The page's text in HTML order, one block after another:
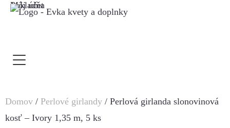
Môj účet
Pokladňa
Domov / Perlové girlandy / Perlová girlanda slonovinová
kosť – Ivory 1,35 m, 5 ks